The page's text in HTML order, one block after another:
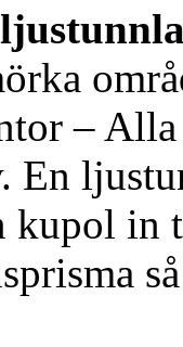
– Alla
En
kupol in